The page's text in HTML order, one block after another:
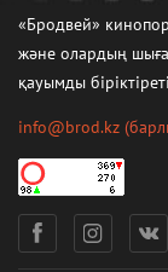
«Бродвей»
және олардың
қауымды
info@brod.kz